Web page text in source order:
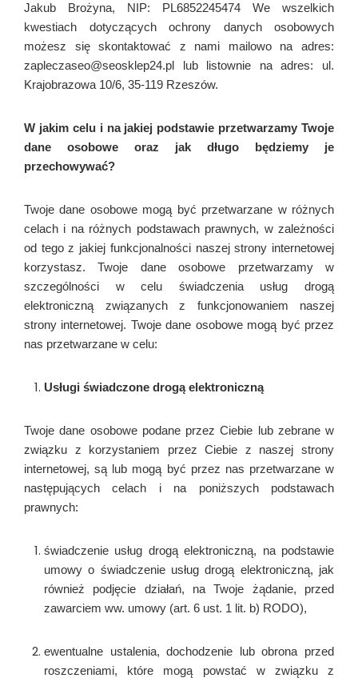
Jakub Brożyna, NIP: PL6852245474 We wszelkich
kwestiach dotyczących ochrony danych osobowych
możesz się skontaktować z nami mailowo na adres:
zapleczaseo@seosklep24.pl lub listownie na adres: ul.
Krajobrazowa 10/6, 35-119 Rzeszów.
W jakim celu i na jakiej podstawie przetwarzamy Twoje
dane osobowe oraz jak długo będziemy je
przechowywać?
Twoje dane osobowe mogą być przetwarzane w różnych
celach i na różnych podstawach prawnych, w zależności
od tego z jakiej funkcjonalności naszej strony internetowej
korzystasz. Twoje dane osobowe przetwarzamy w
szczególności w celu świadczenia usług drogą
elektroniczną związanych z funkcjonowaniem naszej
strony internetowej. Twoje dane osobowe mogą być przez
nas przetwarzane w celu:
Usługi świadczone drogą elektroniczną
Twoje dane osobowe podane przez Ciebie lub zebrane w
związku z korzystaniem przez Ciebie z naszej strony
internetowej, są lub mogą być przez nas przetwarzane w
następujących celach i na poniższych podstawach
prawnych:
świadczenie usług drogą elektroniczną, na podstawie
umowy o świadczenie usług drogą elektroniczną, jak
również podjęcie działań, na Twoje żądanie, przed
zawarciem ww. umowy (art. 6 ust. 1 lit. b) RODO),
ewentualne ustalenia, dochodzenie lub obrona przed
roszczeniami, które mogą powstać w związku z